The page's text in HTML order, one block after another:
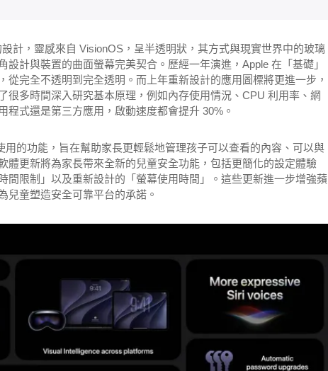
計，靈感來自 VisionOS，呈半透明狀，其方式與現實世界中的玻璃
計與裝置的曲面螢幕完美契合。歷經一年演進，Apple 在「基礎」
從完全不透明到完全透明。而上年重新設計的應用圖標將更進一步，
很多時間深入研究基本原理，例如內存使用情況、CPU 利用率、網
式還是第三方應用，啟動速度都會提升 30%。
的功能，旨在幫助家長更輕鬆地管理孩子可以查看的內容、可以與
體更新將為家長帶來全新的兒童安全功能，包括更簡化的設定體驗
間限制」以及重新設計的「螢幕使用時間」。這些更新進一步增強蘋
兒童塑造安全可靠平台的承諾。